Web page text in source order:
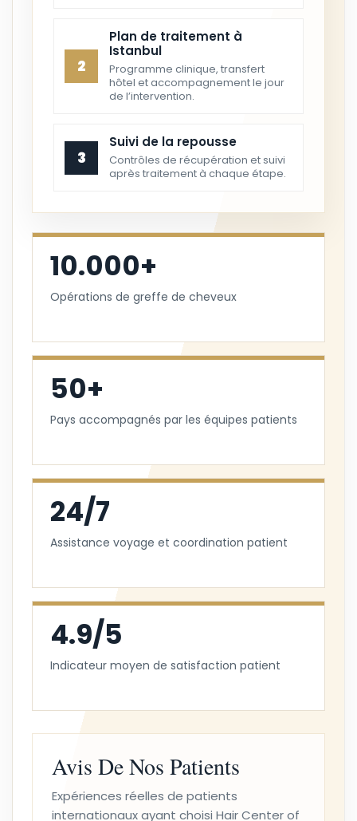
2
Plan de traitement à
Istanbul
Programme clinique, transfert
hôtel et accompagnement le jour
de l’intervention.
3
Suivi de la repousse
Contrôles de récupération et suivi
après traitement à chaque étape.
10.000+
Opérations de greffe de cheveux
50+
Pays accompagnés par les équipes patients
24/7
Assistance voyage et coordination patient
4.9/5
Indicateur moyen de satisfaction patient
Avis De Nos Patients
Expériences réelles de patients
internationaux ayant choisi Hair Center of